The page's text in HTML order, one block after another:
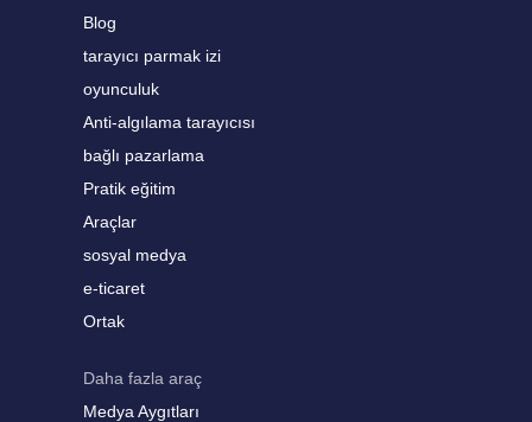
Blog
tarayıcı parmak izi
oyunculuk
Anti-algılama tarayıcısı
bağlı pazarlama
Pratik eğitim
Araçlar
sosyal medya
e-ticaret
Ortak
Daha fazla araç
Medya Aygıtları